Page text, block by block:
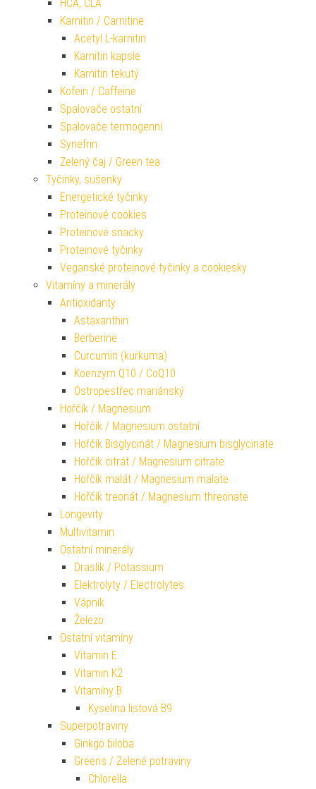
HCA, CLA
Karnitin / Carnitine
Acetyl L-karnitin
Karnitin kapsle
Karnitin tekutý
Kofein / Caffeine
Spalovače ostatní
Spalovače termogenní
Synefrin
Zelený čaj / Green tea
Tyčinky, sušenky
Energetické tyčinky
Proteinové cookies
Proteinové snacky
Proteinové tyčinky
Veganské proteinové tyčinky a cookiesky
Vitamíny a minerály
Antioxidanty
Astaxanthin
Berberine
Curcumin (kurkuma)
Koenzym Q10 / CoQ10
Ostropestřec mariánský
Hořčík / Magnesium
Hořčík / Magnesium ostatní
Hořčík Bisglycinát / Magnesium bisglycinate
Hořčík citrát / Magnesium citrate
Hořčík malát / Magnesium malate
Hořčík treonát / Magnesium threonate
Longevity
Multivitamin
Ostatní minerály
Draslík / Potassium
Elektrolyty / Electrolytes
Vápník
Železo
Ostatní vitamíny
Vitamin E
Vitamin K2
Vitamíny B
Kyselina listová B9
Superpotraviny
Ginkgo biloba
Greens / Zelené potraviny
Chlorella